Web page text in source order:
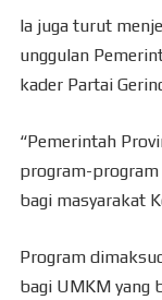
Ia juga turut
unggulan
kader Partai
“Pemerintah
program-
bagi masyarakat
Program
bagi UMKM yang